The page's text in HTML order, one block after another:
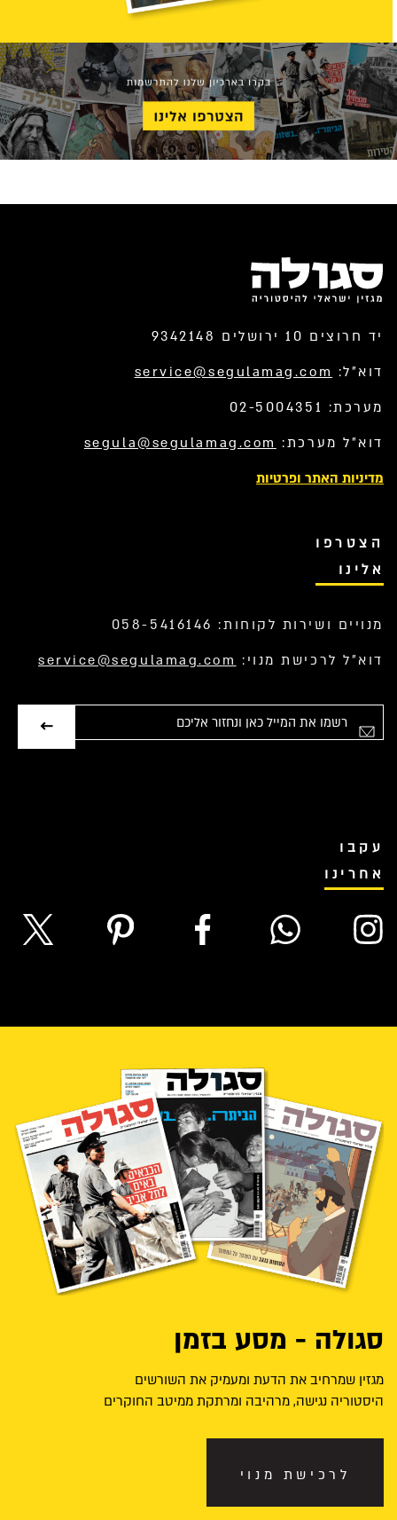
יד חרוצים 10 ירושלים 9342148
דוא”ל: service@segulamag.com
מערכת: 02-5004351
דוא”ל מערכת: segula@segulamag.com
מדיניות האתר ופרטיות
הצטרפו
אלינו
מנויים ושירות לקוחות: 058-5416146
דוא”ל לרכישת מנוי: service@segulamag.com
עקבו
אחרינו
סגולה - מסע בזמן
מגזין שמרחיב את הדעת ומעמיק את השורשים
היסטוריה נגישה, מרהיבה ומרתקת ממיטב החוקרים
לרכישת מנוי